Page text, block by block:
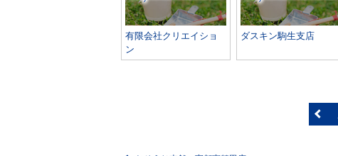
有限会社クリエイショ
ン
ダスキン駒生支店